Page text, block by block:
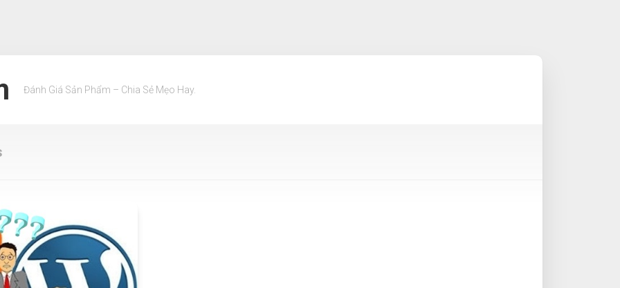
Đánh Giá Sản Phẩm – Chia Sẻ Mẹo Hay.